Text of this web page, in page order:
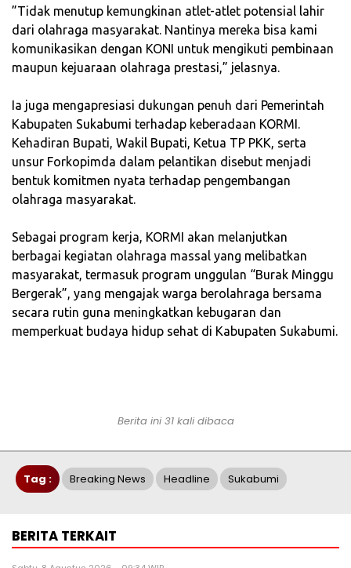
‎”Tidak menutup kemungkinan atlet-atlet potensial lahir
dari olahraga masyarakat. Nantinya mereka bisa kami
komunikasikan dengan KONI untuk mengikuti pembinaan
maupun kejuaraan olahraga prestasi,” jelasnya.
‎Ia juga mengapresiasi dukungan penuh dari Pemerintah
Kabupaten Sukabumi terhadap keberadaan KORMI.
Kehadiran Bupati, Wakil Bupati, Ketua TP PKK, serta
unsur Forkopimda dalam pelantikan disebut menjadi
bentuk komitmen nyata terhadap pengembangan
olahraga masyarakat.
‎Sebagai program kerja, KORMI akan melanjutkan
berbagai kegiatan olahraga massal yang melibatkan
masyarakat, termasuk program unggulan “Burak Minggu
Bergerak”, yang mengajak warga berolahraga bersama
secara rutin guna meningkatkan kebugaran dan
memperkuat budaya hidup sehat di Kabupaten Sukabumi.
Berita ini 31 kali dibaca
Tag : Breaking News Headline Sukabumi
BERITA TERKAIT